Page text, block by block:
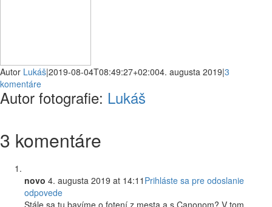
Autor Lukáš|2019-08-04T08:49:27+02:004. augusta 2019|3
komentáre
Autor fotografie: Lukáš
3 komentáre
novo 4. augusta 2019 at 14:11 Prihláste sa pre odoslanie
odpovede